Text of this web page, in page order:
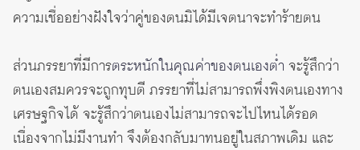
ความเชื่ออย่างฝังใจว่าคู่ของตนมิได้มีเจตนาจะทำร้ายตน
ส่วนภรรยาที่มีการตระหนักในคุณค่าของตนเองต่ำ จะรู้สึกว่า
ตนเองสมควรจะถูกทุบตี ภรรยาที่ไม่สามารถพึ่งพิงตนเองทาง
เศรษฐกิจได้ จะรู้สึกว่าตนเองไม่สามารถจะไปไหนได้รอด
เนื่องจากไม่มีงานทำ จึงต้องกลับมาทนอยู่ในสภาพเดิม และ